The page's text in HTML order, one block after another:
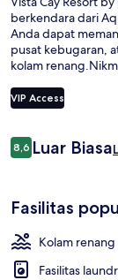
Blvd
berkendara dari
Anda dapat
pusat kebugaran,
kolam
cuci/pengering.
VIP Access
Ulasan
8,68,6 dari 10
Luar Biasa
Fasilitas
Kolam renang
Fasilitas